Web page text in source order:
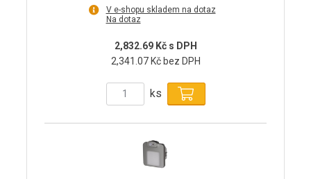
V e-shopu skladem na dotaz
Na dotaz
2,832.69 Kč s DPH
2,341.07 Kč bez DPH
ks